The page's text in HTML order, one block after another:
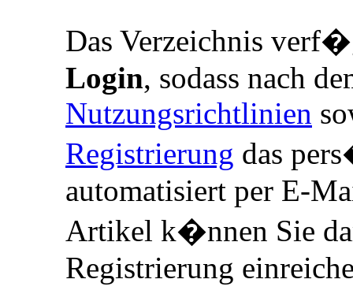
Das Verzeichnis
Login, sodass nach
Nutzungsrichtlinien
Registrierung das
automatisiert per E-
Artikel k�nnen Sie
Registrierung